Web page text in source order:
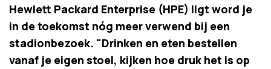
Hewlett Packard Enterprise (HPE) ligt word je
in de toekomst nóg meer verwend bij een
stadionbezoek. "Drinken en eten bestellen
vanaf je eigen stoel, kijken hoe druk het is op